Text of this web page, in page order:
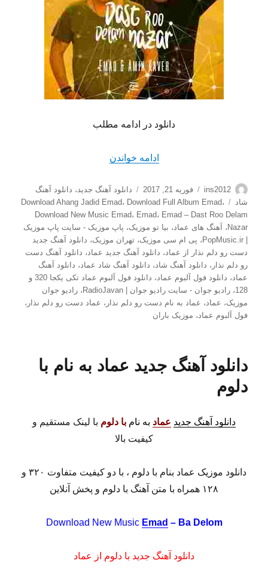
دانلود در ادامه مطلب
ادامه خواندن
نویسنده
ins2012
ارسال
شده
در
فوریه 21, 2017 دسته‌ها
دانلود آهنگ جدید، دانلود آهنگ
شاد
برچسب‌ها Download Ahang Jadid Emad، Download Full Album Emad،
Download New Music Emad، Emad، Emad – Dast Roo Delam
Nazar ، آهنگ های عماد، بیا تو موزیک، پاپ موزیک - سایت پاپ موزیک
| PopMusic.ir
، پی ام سی موزیک،تهران موزیک، دانلود آهنگ جدید
دست رو دلم نذار از عماد، دانلود آهنگ جدید عماد، دانلود آهنگ دست
رو دلم نذار ، دانلود آهنگ شاد، دانلود آهنگ شاد عماد، دانلود آهنگ
عماد، دانلود فول آلبوم عماد،
دانلود فول آلبوم عماد تکی یکجا 320 و
128،رادیو جوان - سایت رادیو جوان | RadioJavan ،رادیو جوان
موزیک، عماد، عماد به نام دست رو دلم نذار ، عماد دست رو دلم نذار ،
فول آلبوم عماد، موزیک باران
دانلود آهنگ جدید عماد به نام با
دلوم
دانلود آهنگ جدید عماد به نام با دلوم با لینک مستقیم و
کیفیت بالا
دانلود موزیک عماد بنام با دلوم ، با دو کیفیت متفاوت ۳۲۰ و
۱۲۸ همراه با متن آهنگ با دلوم و پخش آنلاین
Download New Music Emad – Ba Delom
دانلود آهنگ جدید با دلوم از عماد